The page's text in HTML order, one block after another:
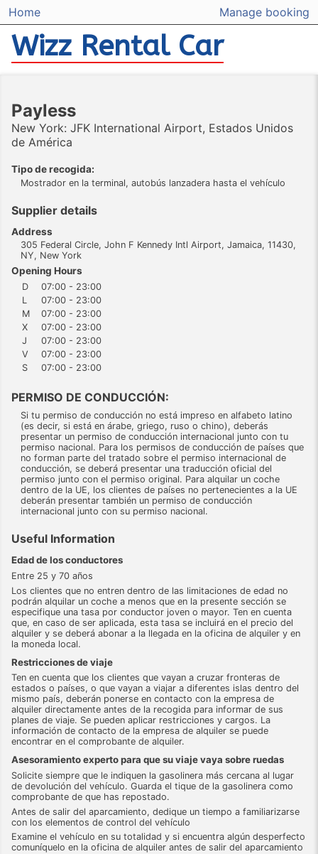
Home Manage booking
Wizz Rental Car
Payless
New York: JFK International Airport, Estados Unidos
de América
Tipo de recogida:
Mostrador en la terminal, autobús lanzadera hasta el vehículo
Supplier details
Address
305 Federal Circle, John F Kennedy Intl Airport, Jamaica, 11430,
NY, New York
Opening Hours
D
07:00 - 23:00
L
07:00 - 23:00
M
07:00 - 23:00
X
07:00 - 23:00
J
07:00 - 23:00
V
07:00 - 23:00
S
07:00 - 23:00
PERMISO DE CONDUCCIÓN:
Si tu permiso de conducción no está impreso en alfabeto latino
(es decir, si está en árabe, griego, ruso o chino), deberás
presentar un permiso de conducción internacional junto con tu
permiso nacional. Para los permisos de conducción de países que
no forman parte del tratado sobre el permiso internacional de
conducción, se deberá presentar una traducción oficial del
permiso junto con el permiso original. Para alquilar un coche
dentro de la UE, los clientes de países no pertenecientes a la UE
deberán presentar también un permiso de conducción
internacional junto con su permiso nacional.
Useful Information
Edad de los conductores
Entre 25 y 70 años
Los clientes que no entren dentro de las limitaciones de edad no
podrán alquilar un coche a menos que en la presente sección se
especifique una tasa por conductor joven o mayor. Ten en cuenta
que, en caso de ser aplicada, esta tasa se incluirá en el precio del
alquiler y se deberá abonar a la llegada en la oficina de alquiler y en
la moneda local.
Restricciones de viaje
Ten en cuenta que los clientes que vayan a cruzar fronteras de
estados o países, o que vayan a viajar a diferentes islas dentro del
mismo país, deberán ponerse en contacto con la empresa de
alquiler directamente antes de la recogida para informar de sus
planes de viaje. Se pueden aplicar restricciones y cargos. La
información de contacto de la empresa de alquiler se puede
encontrar en el comprobante de alquiler.
Asesoramiento experto para que su viaje vaya sobre ruedas
Solicite siempre que le indiquen la gasolinera más cercana al lugar
de devolución del vehículo. Guarda el tique de la gasolinera como
comprobante de que has repostado.
Antes de salir del aparcamiento, dedique un tiempo a familiarizarse
con los elementos de control del vehículo
Examine el vehículo en su totalidad y si encuentra algún desperfecto
comuníquelo en la oficina de alquiler antes de salir del aparcamiento